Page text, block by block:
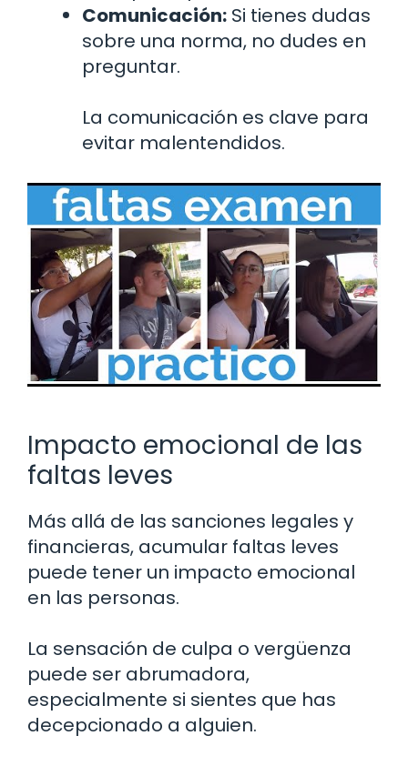
Comunicación: Si tienes dudas
sobre una norma, no dudes en
preguntar.
La comunicación es clave para
evitar malentendidos.
Impacto emocional de las
faltas leves
Más allá de las sanciones legales y
financieras, acumular faltas leves
puede tener un impacto emocional
en las personas.
La sensación de culpa o vergüenza
puede ser abrumadora,
especialmente si sientes que has
decepcionado a alguien.